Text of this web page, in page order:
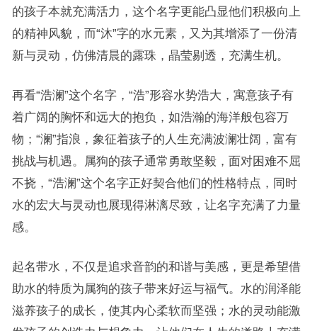
的孩子本就充满活力，这个名字更能凸显他们积极向上
的精神风貌，而“沐”字的水元素，又为其增添了一份清
新与灵动，仿佛清晨的露珠，晶莹剔透，充满生机。
再看“浩澜”这个名字，“浩”形容水势浩大，寓意孩子有
着广阔的胸怀和远大的抱负，如浩瀚的海洋般包容万
物；“澜”指浪，象征着孩子的人生充满波澜壮阔，富有
挑战与机遇。属狗的孩子通常勇敢坚毅，面对困难不屈
不挠，“浩澜”这个名字正好契合他们的性格特点，同时
水的宏大与灵动也展现得淋漓尽致，让名字充满了力量
感。
起名带水，不仅是追求音韵的和谐与美感，更是希望借
助水的特质为属狗的孩子带来好运与福气。水的润泽能
滋养孩子的成长，使其内心柔软而坚强；水的灵动能激